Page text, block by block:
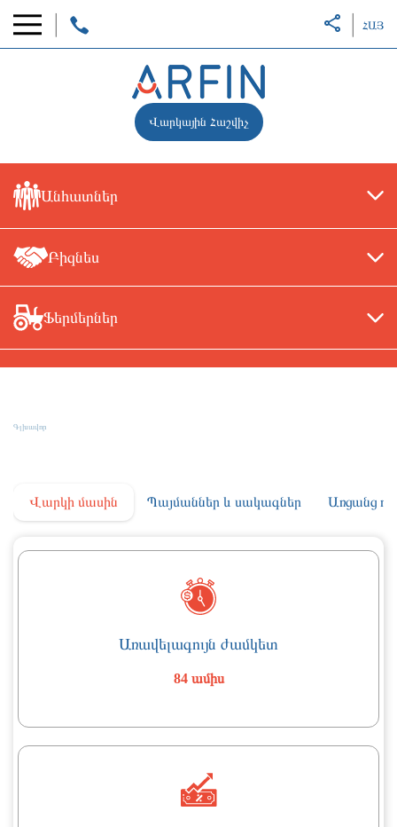
ՀԱՅ
Վարկային Հաշվիչ
Անհատներ
Բիզնես
Ֆերմերներ
Գլխավոր
Վարկի մասին Պայմաններ և սակագներ Առցանց
Առավելագույն ժամկետ
84 ամիս